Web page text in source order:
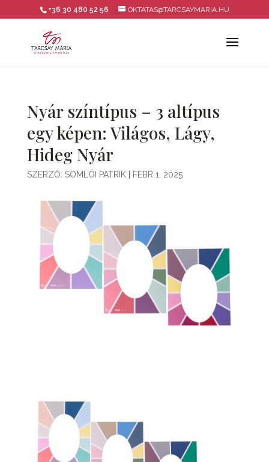
+36 30 480 52 56 OKTATAS@TARCSAYMARIA.HU
Nyár színtípus – 3 altípus
egy képen: Világos, Lágy,
Hideg Nyár
SZERZŐ: SOMLÓI PATRIK| FEBR 1, 2025